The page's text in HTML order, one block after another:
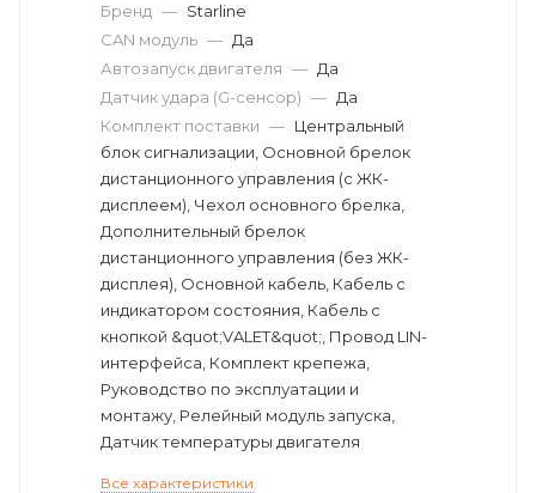
Бренд — Starline
CAN модуль — Да
Автозапуск двигателя — Да
Датчик удара (G-сенсор) — Да
Комплект поставки — Центральный
блок сигнализации, Основной брелок
дистанционного управления (с ЖК-
дисплеем), Чехол основного брелка,
Дополнительный брелок
дистанционного управления (без ЖК-
дисплея), Основной кабель, Кабель с
индикатором состояния, Кабель с
кнопкой &quot;VALET&quot;, Провод LIN-
интерфейса, Комплект крепежа,
Руководство по эксплуатации и
монтажу, Релейный модуль запуска,
Датчик температуры двигателя
Все характеристики